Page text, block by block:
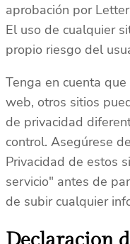
aprobación por
El uso de cualquier
propio riesgo del
Tenga en cuenta
web, otros sitios
de privacidad
control. Asegúrese
Privacidad de estos
servicio" antes de
de subir cualquier